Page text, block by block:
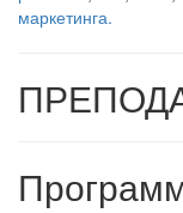
маркетинга.